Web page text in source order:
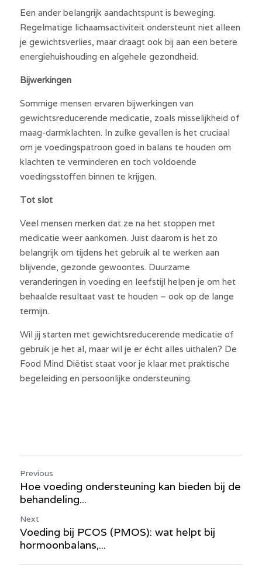
Een ander belangrijk aandachtspunt is beweging.
Regelmatige lichaamsactiviteit ondersteunt niet alleen
je gewichtsverlies, maar draagt ook bij aan een betere
energiehuishouding en algehele gezondheid.
Bijwerkingen
Sommige mensen ervaren bijwerkingen van
gewichtsreducerende medicatie, zoals misselijkheid of
maag-darmklachten. In zulke gevallen is het cruciaal
om je voedingspatroon goed in balans te houden om
klachten te verminderen en toch voldoende
voedingsstoffen binnen te krijgen.
Tot slot
Veel mensen merken dat ze na het stoppen met
medicatie weer aankomen. Juist daarom is het zo
belangrijk om tijdens het gebruik al te werken aan
blijvende, gezonde gewoontes. Duurzame
veranderingen in voeding en leefstijl helpen je om het
behaalde resultaat vast te houden – ook op de lange
termijn.
Wil jij starten met gewichtsreducerende medicatie of
gebruik je het al, maar wil je er écht alles uithalen? De
Food Mind Diëtist staat voor je klaar met praktische
begeleiding en persoonlijke ondersteuning.
Previous
Hoe voeding ondersteuning kan bieden bij de
behandeling...
Next
Voeding bij PCOS (PMOS): wat helpt bij
hormoonbalans,...